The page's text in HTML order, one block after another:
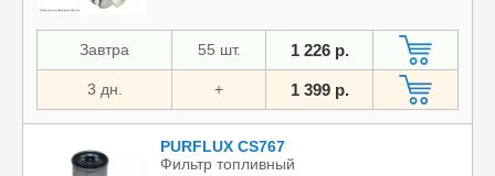
Завтра 55 шт. 1 226 р.
3 дн. + 1 399 р.
PURFLUX CS767
Фильтр топливный